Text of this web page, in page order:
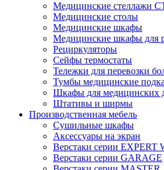
Медицинские стеллажи
Медицинские столы
Медицинские шкафы
Медицинские шкафы для
Рециркуляторы
Сейфы термостаты
Тележки для перевозки
Тумбы медицинские
Шкафы для медицинских
Штативы и ширмы
Производственная мебель
Cушильные шкафы
Аксессуары на экран
Верстаки серии EXPERT
Верстаки серии GARAGE